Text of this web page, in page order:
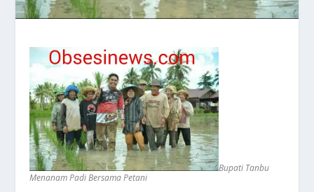
Bupati Tanbu
Menanam Padi Bersama Petani